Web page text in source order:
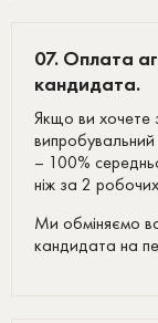
07. Оплата
кандидата.
Якщо ви хочете
випробувальний
– 100%
ніж за 2
Ми обміняємо
кандидата на